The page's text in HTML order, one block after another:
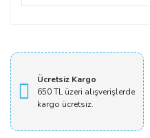
Bu ürüne ilk
Ücretsiz Kargo
650 TL üzeri alışverişlerde
kargo ücretsiz.